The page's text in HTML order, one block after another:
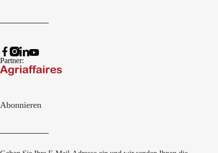
Partner:
Abonnieren